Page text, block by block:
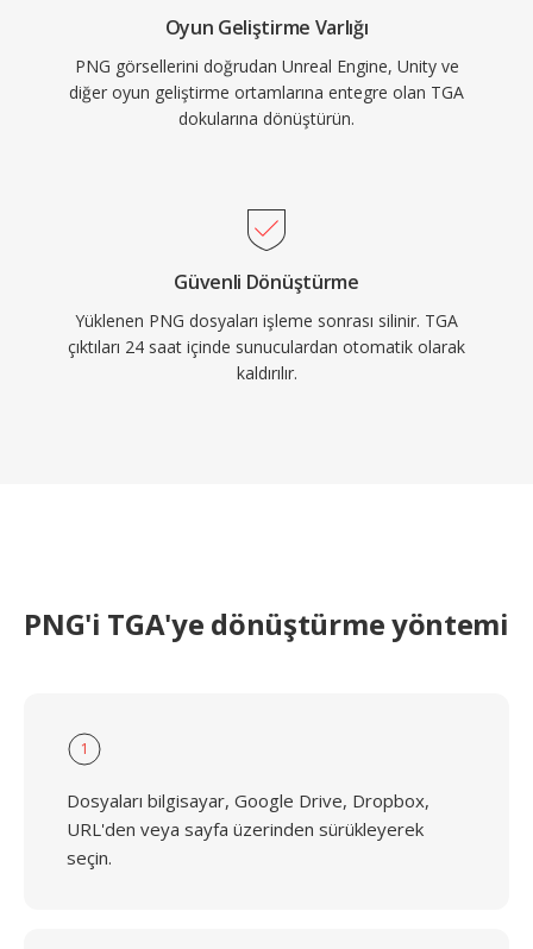
Oyun Geliştirme Varlığı
PNG görsellerini doğrudan Unreal Engine, Unity ve
diğer oyun geliştirme ortamlarına entegre olan TGA
dokularına dönüştürün.
Güvenli Dönüştürme
Yüklenen PNG dosyaları işleme sonrası silinir. TGA
çıktıları 24 saat içinde sunuculardan otomatik olarak
kaldırılır.
PNG'i TGA'ye dönüştürme yöntemi
1
Dosyaları bilgisayar, Google Drive, Dropbox,
URL'den veya sayfa üzerinden sürükleyerek
seçin.